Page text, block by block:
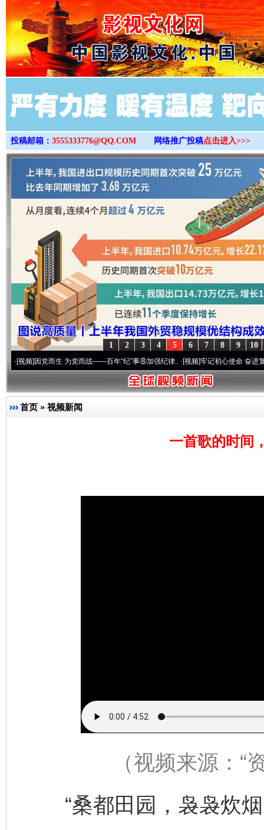
>
投稿邮箱： 3555333776@QQ.COM 网络推广投稿点击进入>>>
10
9
8
7
6
5
4
3
2
1
因党而生 为党而战——百年“纪”事⑧加强纪律..·[视频]牢记初心使命 奋进复兴征程丨“
首页 » 视频新闻
一首歌的时间
（视频来源： “
“桑都田园，袅袅炊